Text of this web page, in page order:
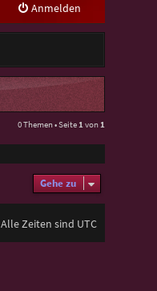
Anmelden
0 Themen • Seite 1 von 1
Gehe zu
Alle Zeiten sind UTC